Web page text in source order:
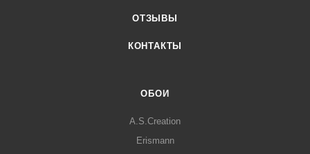
ОТЗЫВЫ
КОНТАКТЫ
ОБОИ
A.S.Creation
Erismann